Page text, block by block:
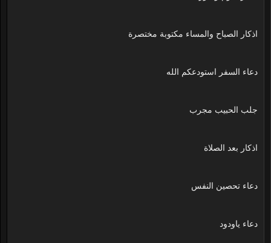
اذكار الصباح والمساء مكتوبة مختصرة
دعاء السفر استودعكم الله
جلب الحبيب مجرب
اذكار بعد الصلاة
دعاء تحصين النفس
دعاء ياودود